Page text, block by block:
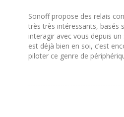
Sonoff propose des relais
très très intéressants, basés
interagir avec vous depuis
est déjà bien en soi, c’est
piloter ce genre de